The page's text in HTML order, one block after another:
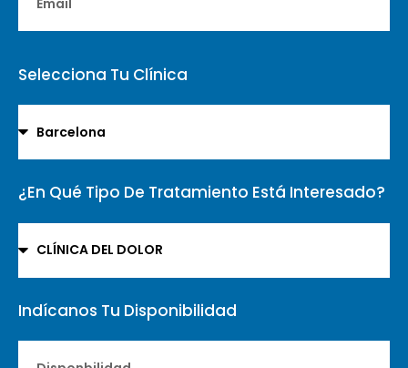
Selecciona Tu Clínica
¿En Qué Tipo De Tratamiento Está Interesado?
Indícanos Tu Disponibilidad